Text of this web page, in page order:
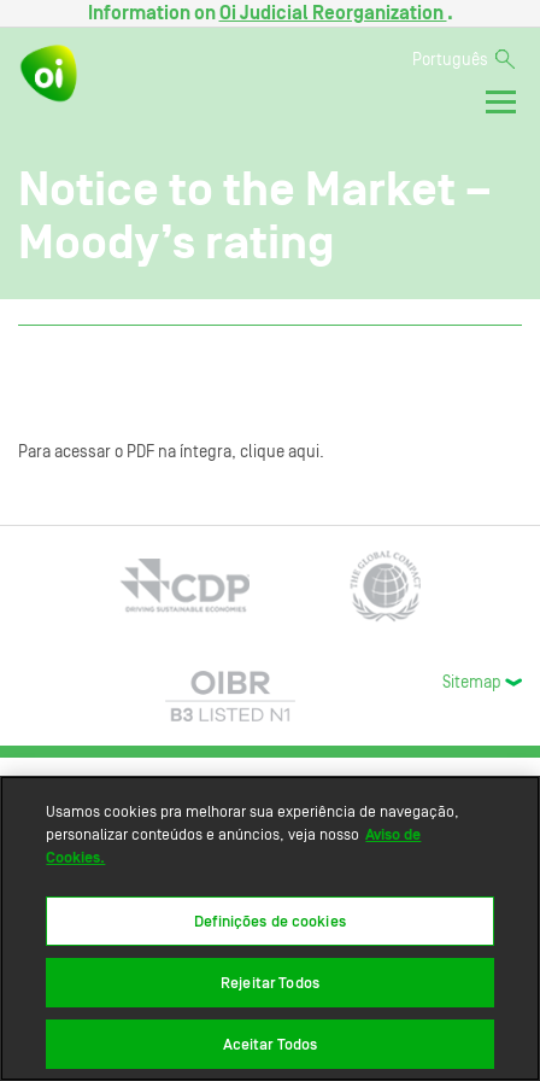
Information onOi Judicial Reorganization .
Português
Notice to the Market –
Moody’s rating
Para acessar o PDF na íntegra, clique aqui.
Sitemap
Usamos cookies pra melhorar sua experiência de navegação,
personalizar conteúdos e anúncios, veja nosso Aviso de
Cookies.
Definições de cookies
Rejeitar Todos
Aceitar Todos